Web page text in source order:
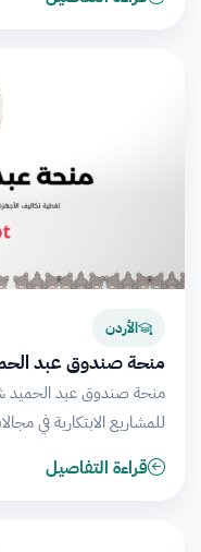
الأردن
منحة صندوق عبد
منحة صندوق عبد الحميد
للمشاريع الابتكارية في
قراءة التفاصيل